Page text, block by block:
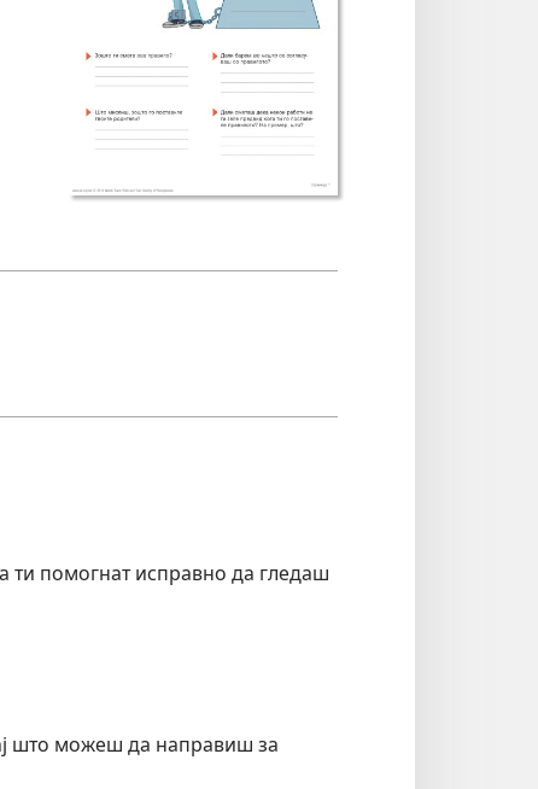
ти помогнат исправно да гледаш
што можеш да направиш за